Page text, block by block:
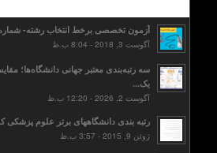
آزمون تخصصی برخط انتخاب رشته-
آگوست 3, 2018 - 8:04 ب.ظ
سه رتبه‌بندی معتبر جهانی دانشگاه‌ها؛
یک...
آگوست 2, 2026 - 12:20 ب.ظ
رتبه بندی دانشگاههای برتر علوم پزشکی
ژوئن 9, 2015 - 3:57 ب.ظ